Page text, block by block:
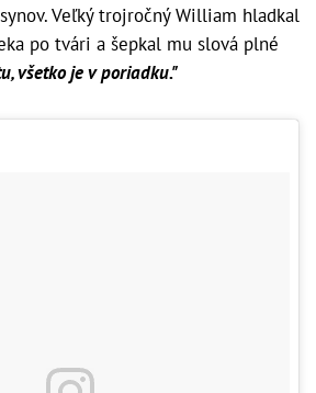
Veľký trojročný William hladkal
po tvári a šepkal mu slová plné
všetko je v poriadku."